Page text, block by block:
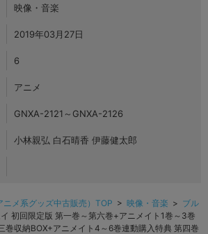
映像・音楽
2019年03月27日
6
アニメ
GNXA-2121～GNXA-2126
小林親弘 白石晴香 伊藤健太郎
ニメ系グッズ中古販売）TOP > 映像・音楽 > ブル
初回限定版 第一巻～第六巻+アニメイト1巻～3巻
巻収納BOX+アニメイト4～6巻連動購入特典 第四巻